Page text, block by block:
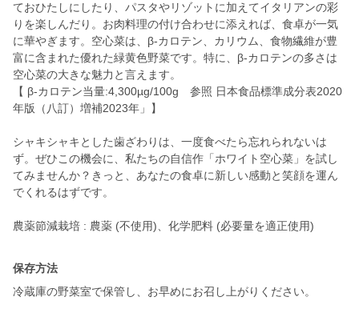
ておひたしにしたり、パスタやリゾットに加えてイタリアンの彩
りを楽しんだり。お肉料理の付け合わせに添えれば、食卓が一気
に華やぎます。空心菜は、β-カロテン、カリウム、食物繊維が豊
富に含まれた優れた緑黄色野菜です。特に、β-カロテンの多さは
空心菜の大きな魅力と言えます。
【 β-カロテン当量:4,300µg/100g 参照 日本食品標準成分表2020
年版（八訂）増補2023年」】
シャキシャキとした歯ざわりは、一度食べたら忘れられないは
ず。ぜひこの機会に、私たちの自信作「ホワイト空心菜」を試し
てみませんか？きっと、あなたの食卓に新しい感動と笑顔を運ん
でくれるはずです。
農薬節減栽培 : 農薬 (不使用)、化学肥料 (必要量を適正使用)
保存方法
冷蔵庫の野菜室で保管し、お早めにお召し上がりください。